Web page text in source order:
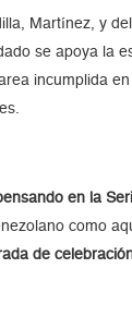
Martínez, y
se apoya la
incumplida
en la
como
de